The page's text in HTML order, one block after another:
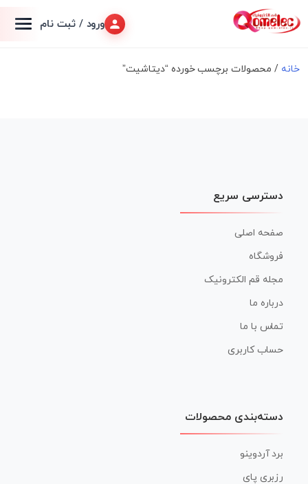
ورود / ثبت نام
خانه / محصولات برچسب خورده “دیتاشیت”
دسترسی سریع
صفحه اصلی
فروشگاه
مجله قم الکترونیک
درباره ما
تماس با ما
حساب کاربری
دسته‌بندی محصولات
برد آردوینو
رزبری پای